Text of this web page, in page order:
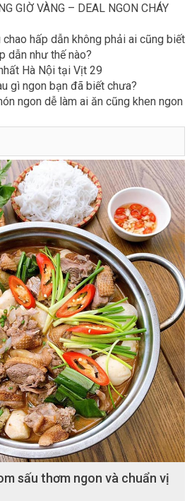
GIỜ VÀNG – DEAL NGON CHÁY
hấp dẫn không phải ai cũng biết
dẫn như thế nào?
Hà Nội tại Vịt 29
gì ngon bạn đã biết chưa?
ngon dễ làm ai ăn cũng khen ngon
sấu thơm ngon và chuẩn vị